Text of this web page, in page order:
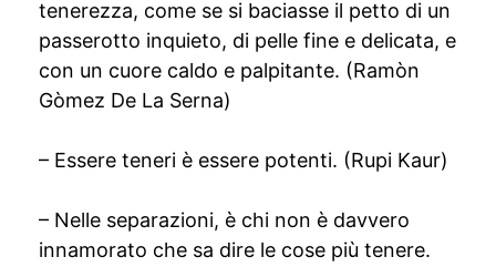
tenerezza, come se si baciasse il petto di un
passerotto inquieto, di pelle fine e delicata, e
con un cuore caldo e palpitante. (Ramòn
Gòmez De La Serna)
– Essere teneri è essere potenti. (Rupi Kaur)
– Nelle separazioni, è chi non è davvero
innamorato che sa dire le cose più tenere.